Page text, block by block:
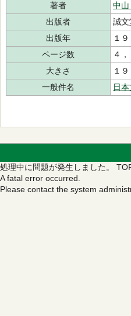
著者
中山
出版者
誠文
出版年
１９
ページ数
４
大きさ
１
一般件名
日
処理中に問題が発生しました。
A fatal error occurred.
Please contact the system